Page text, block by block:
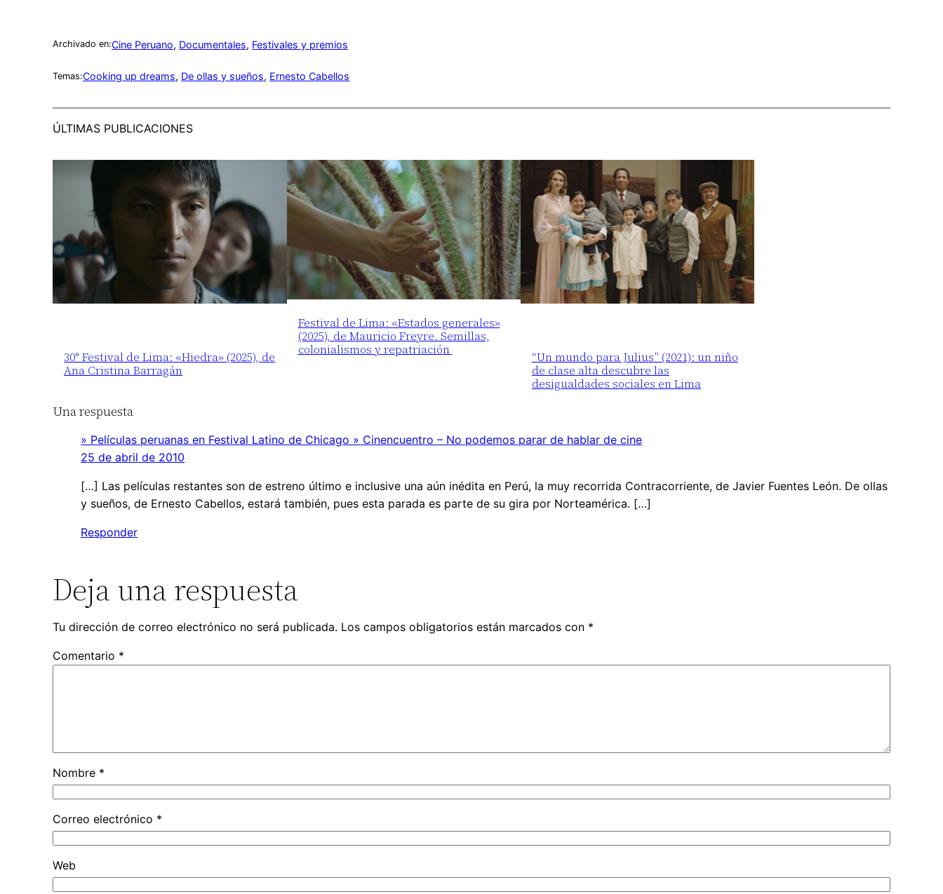
Archivado en:Cine Peruano, Documentales, Festivales y premios
Temas:Cooking up dreams, De ollas y sueños, Ernesto Cabellos
ÚLTIMAS PUBLICACIONES
30° Festival de Lima: «Hiedra» (2025), de
Ana Cristina Barragán
Festival de Lima: «Estados generales»
(2025), de Mauricio Freyre. Semillas,
colonialismos y repatriación
“Un mundo para Julius” (2021): un niño
de clase alta descubre las
desigualdades sociales en Lima
Una respuesta
» Películas peruanas en Festival Latino de Chicago » Cinencuentro – No podemos parar de hablar de cine
25 de abril de 2010
[…] Las películas restantes son de estreno último e inclusive una aún inédita en Perú, la muy recorrida Contracorriente, de Javier Fuentes León. De ollas
y sueños, de Ernesto Cabellos, estará también, pues esta parada es parte de su gira por Norteamérica. […]
Responder
Deja una respuesta
Tu dirección de correo electrónico no será publicada. Los campos obligatorios están marcados con *
Comentario *
Nombre *
Correo electrónico *
Web